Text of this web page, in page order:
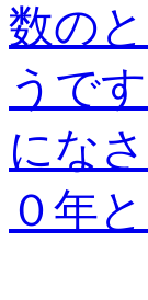
数の
うで
にな
０年